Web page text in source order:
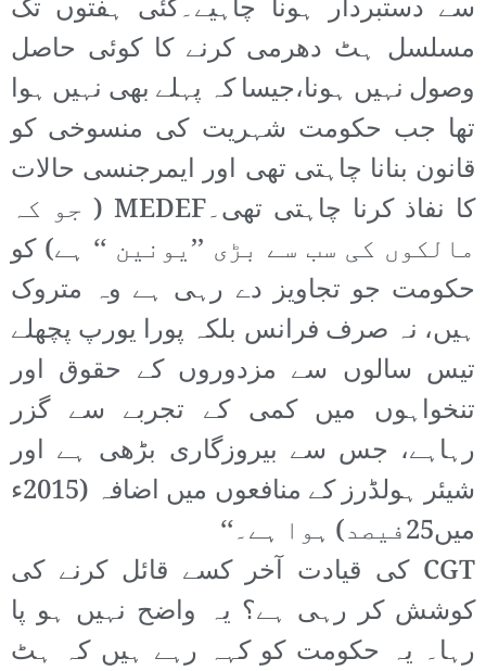
سے دستبردار ہونا چاہیے۔کئی ہفتوں تک
مسلسل ہٹ دھرمی کرنے کا کوئی حاصل
وصول نہیں ہونا،جیسا کہ پہلے بھی نہیں ہوا
تھا جب حکومت شہریت کی منسوخی کو
قانون بنانا چاہتی تھی اور ایمرجنسی حالات
کا نفاذ کرنا چاہتی تھی۔MEDEF ( جو کہ
مالکوں کی سب سے بڑی ’’یونین ‘‘ ہے) کو
حکومت جو تجاویز دے رہی ہے وہ متروک
ہیں، نہ صرف فرانس بلکہ پورا یورپ پچھلے
تیس سالوں سے مزدوروں کے حقوق اور
تنخواہوں میں کمی کے تجربے سے گزر
رہاہے، جس سے بیروزگاری بڑھی ہے اور
شیئر ہولڈرز کے منافعوں میں اضافہ (2015ء
میں25فیصد) ہوا ہے۔‘‘
CGT کی قیادت آخر کسے قائل کرنے کی
کوشش کر رہی ہے؟ یہ واضح نہیں ہو پا
رہا۔ یہ حکومت کو کہہ رہے ہیں کہ ہٹ